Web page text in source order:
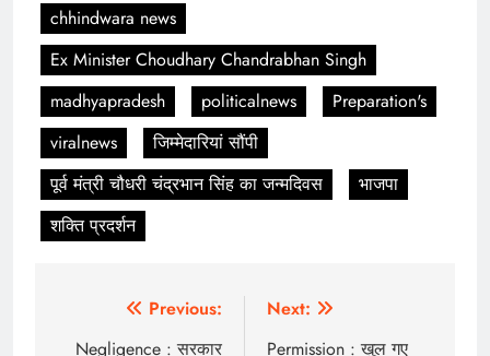
chhindwara news
Ex Minister Choudhary Chandrabhan Singh
madhyapradesh
politicalnews
Preparation's
viralnews
जिम्मेदारियां सौंपी
पूर्व मंत्री चौधरी चंद्रभान सिंह का जन्मदिवस
भाजपा
शक्ति प्रदर्शन
Previous:
Negligence : सरकार
Next:
Permission : खुल गए